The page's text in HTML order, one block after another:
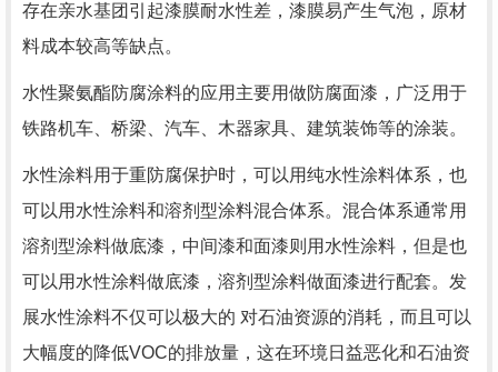
存在亲水基团引起漆膜耐水性差，漆膜易产生气泡，原材
料成本较高等缺点。
水性聚氨酯防腐涂料的应用主要用做防腐面漆，广泛用于
铁路机车、桥梁、汽车、木器家具、建筑装饰等的涂装。
水性涂料用于重防腐保护时，可以用纯水性涂料体系，也
可以用水性涂料和溶剂型涂料混合体系。混合体系通常用
溶剂型涂料做底漆，中间漆和面漆则用水性涂料，但是也
可以用水性涂料做底漆，溶剂型涂料做面漆进行配套。发
展水性涂料不仅可以极大的 对石油资源的消耗，而且可以
大幅度的降低VOC的排放量，这在环境日益恶化和石油资